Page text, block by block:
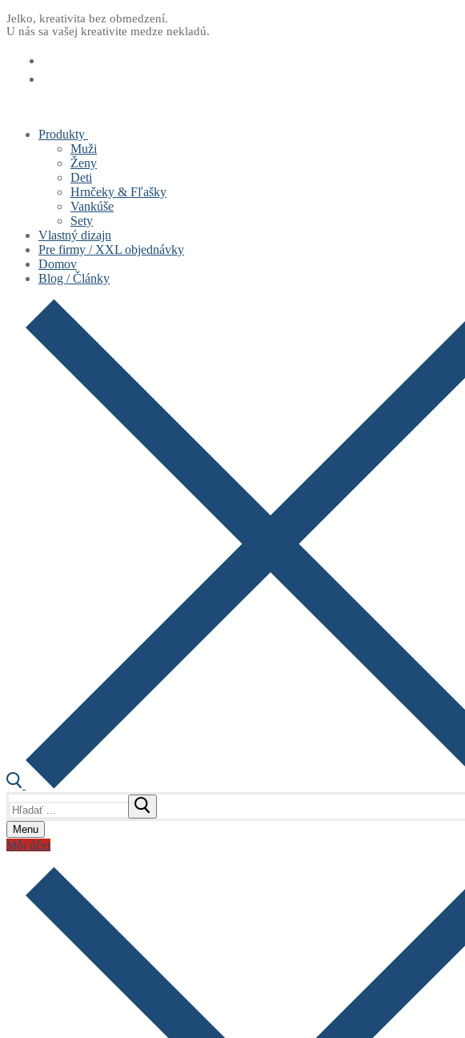
Preskočiť
na
Menu
Zavrieť
Jelko, kreativita bez obmedzení.
U nás sa vašej kreativite medze nekladú.
Produkty
Muži
Ženy
Deti
Hrnčeky & Fľašky
Vankúše
Sety
Vlastný dizajn
Pre firmy / XXL objednávky
Domov
Blog / Články
Menu
Môj účet